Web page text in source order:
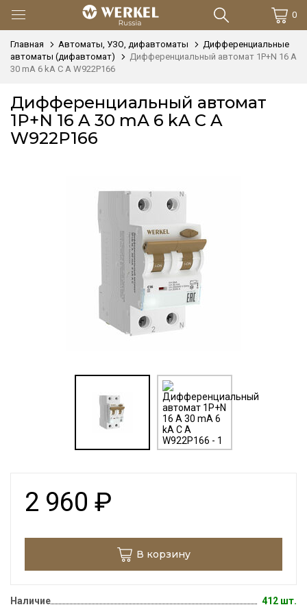
0
Главная Автоматы, УЗО, дифавтоматы
Дифференциальные
автоматы (дифавтомат)
Дифференциальный автомат 1P+N 16 A
30 mА 6 kА C A W922P166
Дифференциальный автомат
1P+N 16 A 30 mА 6 kА C A
W922P166
2 960 ₽
В корзину
Наличие
412 шт.